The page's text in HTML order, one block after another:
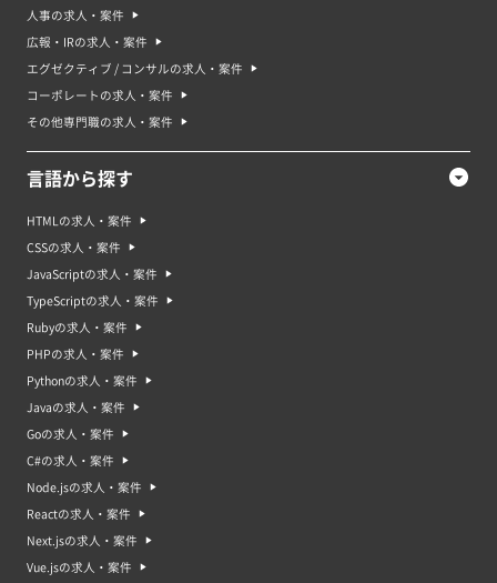
すが、近年ではデジタル技術が普及し、オンラインでのコミュニケーション
やビジネスが増えていることから、デジタルコンテンツやWebサイト、モバ
イルアプリなどのデザインや制作が求められるようになっています。また、
テクノロジーの進歩に伴い、人々が情報をよりスムーズに収集できるように
なることで、より豊富でカラフルなコンテンツが求められるようになると考
えられます。そのため、将来的にもクリエイター案件や求人は需要がたかま
るでしょう。
クリエイターのキャリアパスは、個人によって異なりますが、一般的には次
のような流れがあるといえます。
1.デザイナーとしてスキルを磨く。グラフィックデザインやWebデザインな
どの基本的なスキルを身につけ、ポートフォリオを作成する。
要な経験やネットワークを築く。
職する。経験を積んで、マネージャーやリードデザイナーなど上位職に昇進
する。
ティブビジネスを立ち上げる。
これらはあくまでも一例であり、個人によって異なる可能性があります。ま
富な経験を積むことができるでしょう。
クリエイター案件・求人のよくある質問
A. 必要なスキルは案件によってさまざまです。業界やサービス形態を重視さ
れる場合もあれば、使用できるツールで判断されることもあります。スキル
Q. ポートフォリオは必要ですか？
きたかを成果物から判断され、デザイン力やセンスなどが採用のポイントに
なるでしょう。
人事の求人・案件
広報・IRの求人・案件
エグゼクティブ / コンサルの求人・案件
コーポレートの求人・案件
その他専門職の求人・案件
言語から探す
HTMLの求人・案件
CSSの求人・案件
JavaScriptの求人・案件
TypeScriptの求人・案件
Rubyの求人・案件
PHPの求人・案件
Pythonの求人・案件
Javaの求人・案件
Goの求人・案件
C#の求人・案件
Node.jsの求人・案件
Reactの求人・案件
Next.jsの求人・案件
Vue.jsの求人・案件